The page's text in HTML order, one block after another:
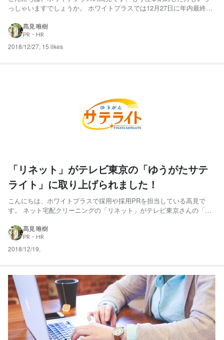
っしゃいますでしょうか。 ホワイトプラスでは12月27日に年内最終営
お客様相談室のみなさん、ご対応ありがとうございます！） それに伴
い、忘年会を開催し、今回幹事を担当したので、忘年会の様...
髙見 唯樹
PR・HR
2018/12/27, 15 likes
「リネット」がテレビ東京の「ゆうがたサテ
ライト」に取り上げられました！
こんにちは、ホワイトプラスで採用や採用PRを担当している高見で
す。 ネット宅配クリーニングの「リネット」がテレビ東京さんの「ゆ
ました！ 内容としては、以下のとおり。 ❝クリーニング難民❞に救世
主？あさ6時から深夜0時まで配達 放送された内容は今年...
髙見 唯樹
PR・HR
2018/12/19,